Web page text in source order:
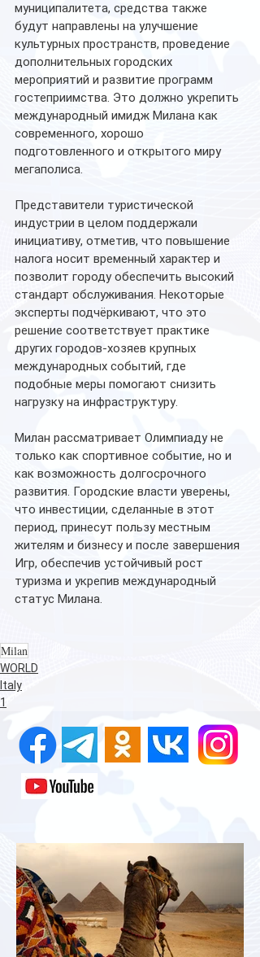
муниципалитета, средства также
будут направлены на улучшение
культурных пространств, проведение
дополнительных городских
мероприятий и развитие программ
гостеприимства. Это должно укрепить
международный имидж Милана как
современного, хорошо
подготовленного и открытого миру
мегаполиса.
Представители туристической
индустрии в целом поддержали
инициативу, отметив, что повышение
налога носит временный характер и
позволит городу обеспечить высокий
стандарт обслуживания. Некоторые
эксперты подчёркивают, что это
решение соответствует практике
других городов-хозяев крупных
международных событий, где
подобные меры помогают снизить
нагрузку на инфраструктуру.
Милан рассматривает Олимпиаду не
только как спортивное событие, но и
как возможность долгосрочного
развития. Городские власти уверены,
что инвестиции, сделанные в этот
период, принесут пользу местным
жителям и бизнесу и после завершения
Игр, обеспечив устойчивый рост
туризма и укрепив международный
статус Милана.
Milan
WORLD
Italy
1